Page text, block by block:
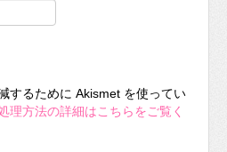
するために Akismet を使ってい
理方法の詳細はこちらをご覧く